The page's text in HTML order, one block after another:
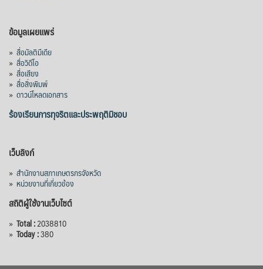
ข้อมูลเผยแพร่
» สื่อมัลติมีเดีย
» สื่อวิดีโอ
» สื่อเสียง
» สื่อสิ่งพิมพ์
» ดาวน์โหลดเอกสาร
ร้องเรียนการทุจริตและประพฤติมิชอบ
เว็บลิงก์
» สำนักงานสภาเกษตรกรจังหวัด
» หน่วยงานที่เกี่ยวข้อง
สถิติผู้ใช้งานเว็บไซต์
» Total :2038810
» Today :380